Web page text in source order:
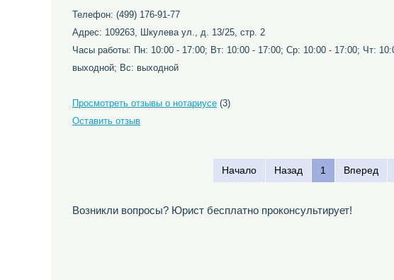
Телефон: (499) 176-91-77
Адрес: 109263, Шкулева ул., д. 13/25, стр. 2
Часы работы: Пн: 10:00 - 17:00; Вт: 10:00 - 17:00; Ср: 10:00 - 17:00; Чт:
выходной; Вс: выходной
Просмотреть отзывы о нотариусе (3)
Оставить отзыв
Начало Назад 1 Вперед
Возникли вопросы? Юрист бесплатно проконсультирует!